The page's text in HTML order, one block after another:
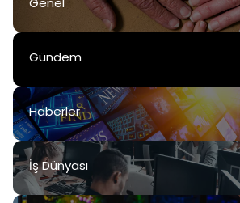
Gündem
Haberler
İş Dünyası